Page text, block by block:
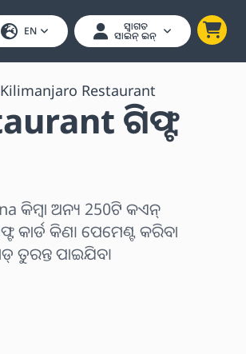
EN ସ୍ୱାଗତ
ସାଇନ୍ ଇନ୍
Kilimanjaro Restaurant
ଗିଫ୍ଟ
କିମ୍ବା ଅନ୍ୟ 250ଟି କଏନ୍
କାର୍ଡ କିଣ। ପେମେଣ୍ଟ କରିବା
ତୁରନ୍ତ ପାଇଯିବ।